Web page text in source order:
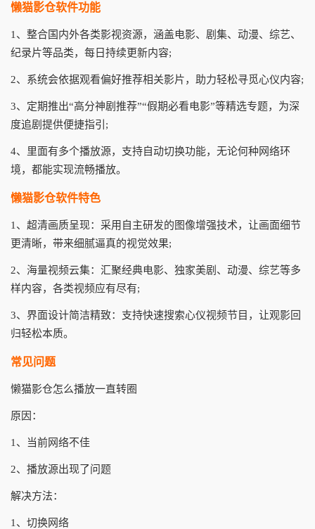
懒猫影仓软件功能
1、整合国内外各类影视资源，涵盖电影、剧集、动漫、综艺、
纪录片等品类，每日持续更新内容;
2、系统会依据观看偏好推荐相关影片，助力轻松寻觅心仪内容;
3、定期推出“高分神剧推荐”“假期必看电影”等精选专题，为深
度追剧提供便捷指引;
4、里面有多个播放源，支持自动切换功能，无论何种网络环
境，都能实现流畅播放。
懒猫影仓软件特色
1、超清画质呈现：采用自主研发的图像增强技术，让画面细节
更清晰，带来细腻逼真的视觉效果;
2、海量视频云集：汇聚经典电影、独家美剧、动漫、综艺等多
样内容，各类视频应有尽有;
3、界面设计简洁精致：支持快速搜索心仪视频节目，让观影回
归轻松本质。
常见问题
懒猫影仓怎么播放一直转圈
原因：
1、当前网络不佳
2、播放源出现了问题
解决方法：
1、切换网络